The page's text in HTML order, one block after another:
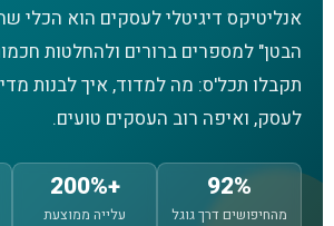
אנליטיקס דיגיטלי לעסקים הוא הכלי
הבטן" למספרים ברורים ולהחלטות
תקבלו תכל'ס: מה למדוד, איך לבנות
לעסק, ואיפה רוב העסקים טועים.
92%
מהחיפושים דרך גוגל
+200%
עלייה ממוצעת